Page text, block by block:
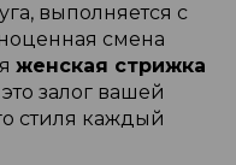
выполняется с
смена
женская стрижка
залог вашей
стиля каждый